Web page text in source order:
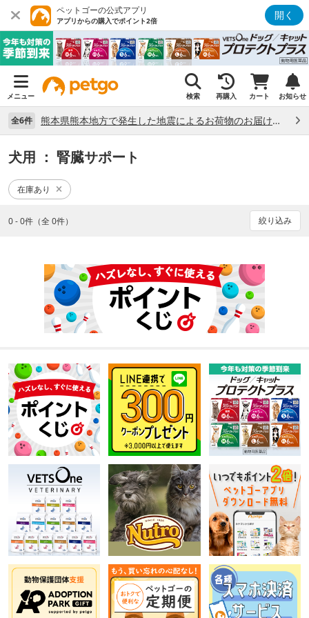
ペットゴーの公式アプリ
アプリからの購入でポイント2倍 開く
メニュー 検索 再購入 カート お知らせ
全6件 熊本県熊本地方で発生した地震によるお荷物のお届け状況について （7/28）
犬用 ： 腎臓サポート
在庫あり
0 - 0件（全 0件） 絞り込み